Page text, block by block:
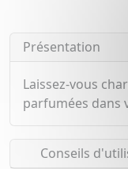
Présentation
Laissez-vous
parfumées dans
Conseils